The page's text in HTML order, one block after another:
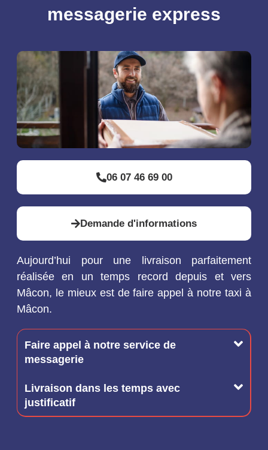
messagerie express
06 07 46 69 00
Demande d'informations
Aujourd’hui pour une livraison parfaitement
réalisée en un temps record depuis et vers
Mâcon, le mieux est de faire appel à notre taxi à
Mâcon.
Faire appel à notre service de
messagerie
Livraison dans les temps avec
justificatif